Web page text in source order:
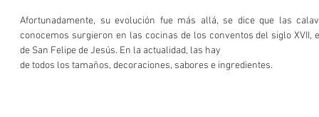
Afortunadamente, su evolución fue más allá, se dice que las
conocemos surgieron en las cocinas de los conventos del siglo XVII,
de San Felipe de Jesús. En la actualidad, las hay
de todos los tamaños, decoraciones, sabores e ingredientes.